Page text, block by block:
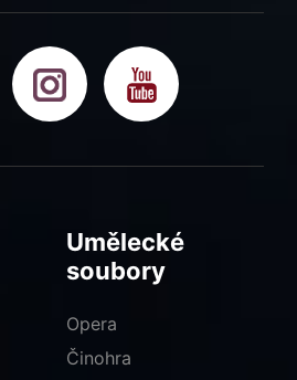
Umělecké
soubory
Opera
Činohra